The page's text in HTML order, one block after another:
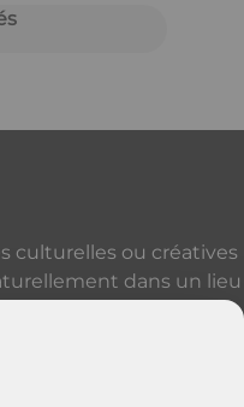
culturelles ou créatives
dans un lieu
événements à Paris